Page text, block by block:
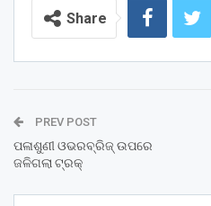
Share
PREV POST
ପଳାଶୁଣୀ ଓଭରବ୍ରିଜ୍ ଉପରେ
ଜଳିଗଲା ଟ୍ରକ୍